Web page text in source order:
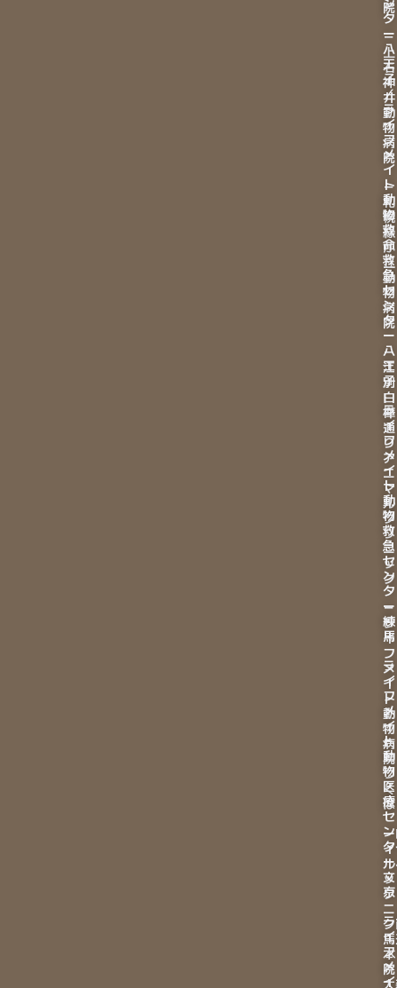
院
－
上
石
神
井
動
物
病
院
－
札
幌
緑
が
丘
動
物
病
院
－
江
別
白
樺
通
り
ア
ニ
マ
ル
ク
リ
ニ
ッ
ク
－
ラ
イ
フ
メ
イ
ト
動
物
病
院
つ
く
ば
本
タ
ー
八
王
子
／
ラ
イ
フ
メ
イ
ト
動
物
救
命
救
急
セ
ン
タ
ー
八
王
子
ラ
イ
フ
メ
イ
ト
動
物
救
急
セ
ン
タ
ー
練
馬
ラ
イ
フ
メ
イ
ト
動
物
医
療
セ
ン
タ
ー
文
京
ラ
イ
フ
メ
イ